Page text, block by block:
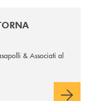
& Associati al